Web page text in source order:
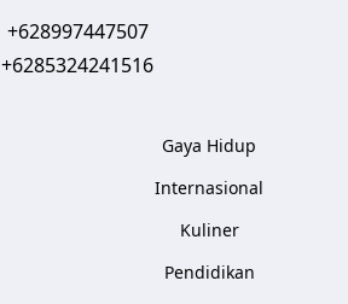
+628997447507
+6285324241516
Gaya Hidup
Internasional
Kuliner
Pendidikan